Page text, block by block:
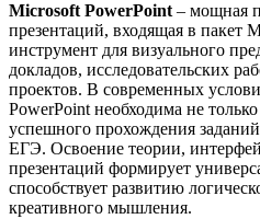
Microsoft PowerPoint – мощная
презентаций, входящая в пакет
инструмент для визуального
докладов, исследовательских
проектов. В современных
PowerPoint необходима не
успешного прохождения
ЕГЭ. Освоение теории,
презентаций формирует
способствует развитию
креативного мышления.